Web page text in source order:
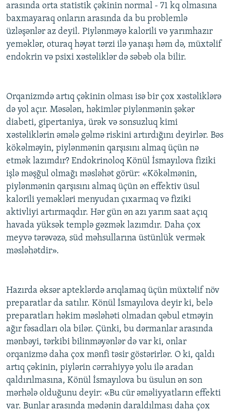
arasında orta statistik çəkinin normal - 71 kq olmasına
baxmayaraq onların arasında da bu problemlə
üzləşənlər az deyil. Piylənməyə kalorili və yarımhazır
yeməklər, oturaq həyat tərzi ilə yanaşı həm də, müxtəlif
endokrin və psixi xəstəliklər də səbəb ola bilir.
Orqanizmdə artıq çəkinin olması isə bir çox xəstəliklərə
də yol açır. Məsələn, həkimlər piylənmənin şəkər
diabeti, gipertaniya, ürək və sonsuzluq kimi
xəstəliklərin əmələ gəlmə riskini artırdığını deyirlər. Bəs
kökəlməyin, piylənmənin qarşısını almaq üçün nə
etmək lazımdır? Endokrinoloq Könül İsmayılova fiziki
işlə məşğul olmağı məsləhət görür: «Kökəlmənin,
piylənmənin qarşısını almaq üçün ən effektiv üsul
kalorili yeməkləri menyudan çıxarmaq və fiziki
aktivliyi artırmaqdır. Hər gün ən azı yarım saat açıq
havada yüksək templə gəzmək lazımdır. Daha çox
meyvə tərəvəzə, süd məhsullarına üstünlük vermək
məsləhətdir».
Hazırda əksər apteklərdə arıqlamaq üçün müxtəlif növ
preparatlar da satılır. Könül İsmayılova deyir ki, belə
preparatları həkim məsləhəti olmadan qəbul etməyin
ağır fəsadları ola bilər. Çünki, bu dərmanlar arasında
mənbəyi, tərkibi bilinməyənlər də var ki, onlar
orqanizmə daha çox mənfi təsir göstərirlər. O ki, qaldı
artıq çəkinin, piylərin cərrahiyyə yolu ilə aradan
qaldırılmasına, Könül İsmayılova bu üsulun ən son
mərhələ olduğunu deyir: «Bu cür əməliyyatların effekti
var. Bunlar arasında mədənin daraldılması daha çox